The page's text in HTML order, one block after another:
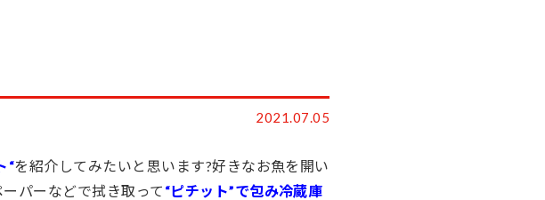
2021.07.05
“を紹介してみたいと思います?好きなお魚を開い
パーなどで拭き取って “ピチット”で包み冷蔵庫